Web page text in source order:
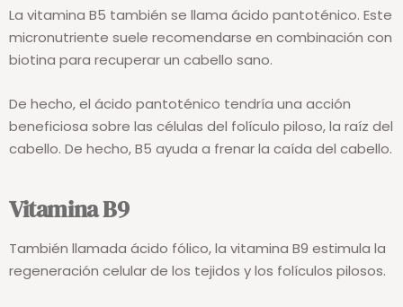
La vitamina B5 también se llama ácido pantoténico. Este
micronutriente suele recomendarse en combinación con
biotina para recuperar un cabello sano.
De hecho, el ácido pantoténico tendría una acción
beneficiosa sobre las células del folículo piloso, la raíz del
cabello. De hecho, B5 ayuda a frenar la caída del cabello.
Vitamina B9
También llamada ácido fólico, la vitamina B9 estimula la
regeneración celular de los tejidos y los folículos pilosos.